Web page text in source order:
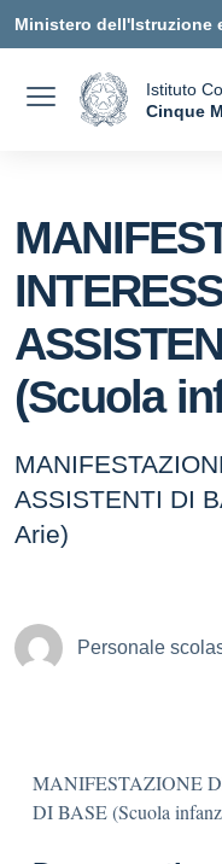
Ministero dell'Istruzione
Istituto
Cinque
(Scuola
ASSISTENTI DI
Arie)
Personale
MANIFESTAZIONE
DI BASE (Scuola